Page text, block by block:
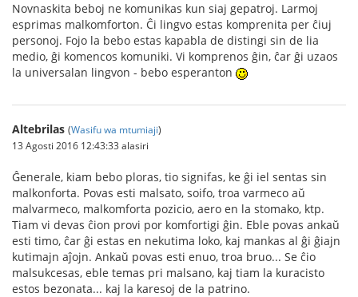
Novnaskita beboj ne komunikas kun siaj gepatroj. Larmoj
esprimas malkomforton. Ĉi lingvo estas komprenita per ĉiuj
personoj. Fojo la bebo estas kapabla de distingi sin de lia
medio, ĝi komencos komuniki. Vi komprenos ĝin, ĉar ĝi uzaos
la universalan lingvon - bebo esperanton
Altebrilas (Wasifu wa mtumiaji)
13 Agosti 2016 12:43:33 alasiri
Ĝenerale, kiam bebo ploras, tio signifas, ke ĝi iel sentas sin
malkonforta. Povas esti malsato, soifo, troa varmeco aŭ
malvarmeco, malkomforta pozicio, aero en la stomako, ktp.
Tiam vi devas ĉion provi por komfortigi ĝin. Eble povas ankaŭ
esti timo, ĉar ĝi estas en nekutima loko, kaj mankas al ĝi ĝiajn
kutimajn aĵojn. Ankaŭ povas esti enuo, troa bruo... Se ĉio
malsukcesas, eble temas pri malsano, kaj tiam la kuracisto
estos bezonata... kaj la karesoj de la patrino.